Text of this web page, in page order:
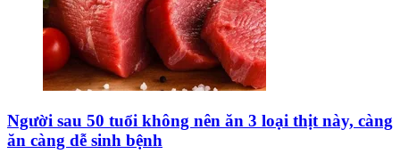
Người sau 50 tuổi không nên ăn 3 loại thịt này, càng
ăn càng dễ sinh bệnh